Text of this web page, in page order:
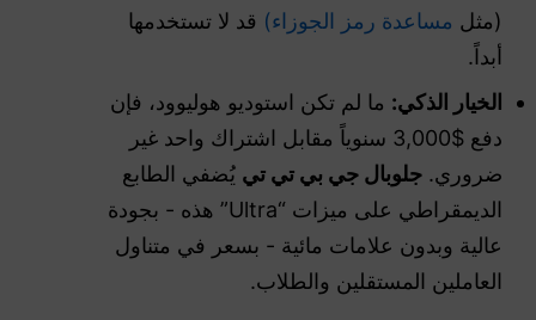
(مثل مساعدة رمز الجوزاء) قد لا تستخدمها
أبداً.
الخيار الذكي: ما لم تكن استوديو هوليوود، فإن
دفع $3,000 سنوياً مقابل اشتراك واحد غير
ضروري.جلوبال جي بي تي تي يُضفي الطابع
الديمقراطي على ميزات “Ultra” هذه - بجودة
عالية وبدون علامات مائية - بسعر في متناول
العاملين المستقلين والطلاب.